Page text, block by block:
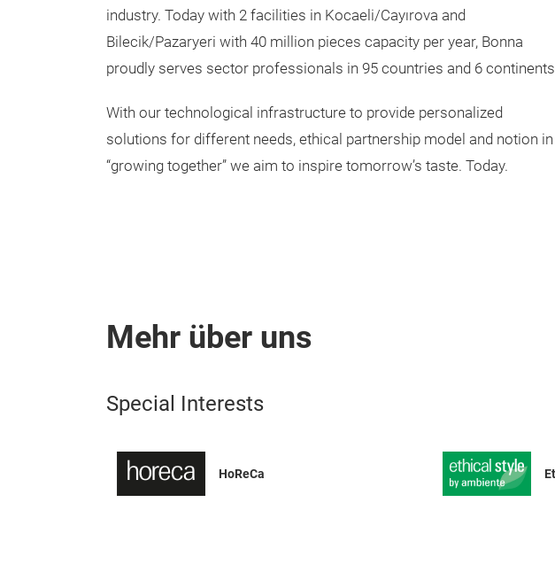
industry. Today with 2 facilities in Kocaeli/Cayırova and
Bilecik/Pazaryeri with 40 million pieces capacity per year, Bonna
proudly serves sector professionals in 95 countries and 6
With our technological infrastructure to provide personalized
solutions for different needs, ethical partnership model and notion in
“growing together” we aim to inspire tomorrow’s taste. Today.
Mehr über uns
Special Interests
HoReCa